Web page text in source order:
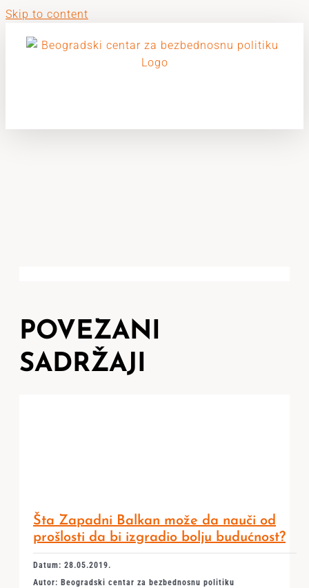
Skip to content
POVEZANI
SADRŽAJI
Šta Zapadni Balkan može da nauči od
prošlosti da bi izgradio bolju budućnost?
Datum: 28.05.2019.
Autor: Beogradski centar za bezbednosnu politiku